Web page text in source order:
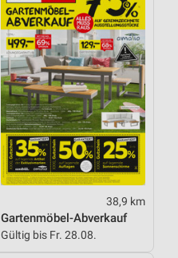
38,9 km
Gartenmöbel-Abverkauf
Gültig bis Fr. 28.08.